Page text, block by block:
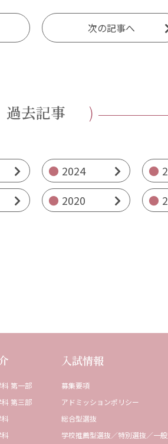
次の記事へ
過去記事
2024
2020
第⼀部
第三部
⼊試情報
募集要項
アドミッションポリシー
総合型選抜
学校推薦型選抜／特別選抜／一